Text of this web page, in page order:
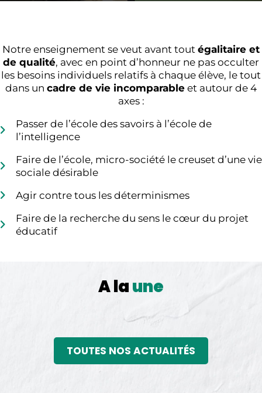
Notre enseignement se veut avant tout égalitaire et
de qualité, avec en point d’honneur ne pas occulter
les besoins individuels relatifs à chaque élève, le tout
dans un cadre de vie incomparable et autour de 4
axes :
Passer de l’école des savoirs à l’école de
l’intelligence
Faire de l’école, micro-société le creuset d’une vie
sociale désirable
Agir contre tous les déterminismes
Faire de la recherche du sens le cœur du projet
éducatif
A laune
TOUTES NOS ACTUALITÉS